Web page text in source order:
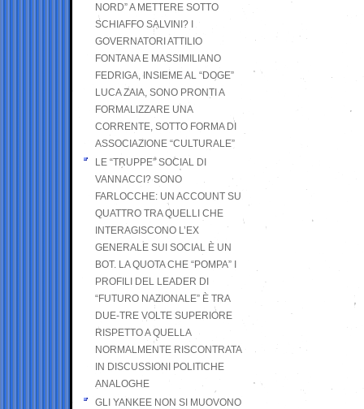
NORD” A METTERE SOTTO
SCHIAFFO SALVINI? I
GOVERNATORI ATTILIO
FONTANA E MASSIMILIANO
FEDRIGA, INSIEME AL “DOGE”
LUCA ZAIA, SONO PRONTI A
FORMALIZZARE UNA
CORRENTE, SOTTO FORMA DI
ASSOCIAZIONE “CULTURALE”
LE “TRUPPE” SOCIAL DI
VANNACCI? SONO
FARLOCCHE: UN ACCOUNT SU
QUATTRO TRA QUELLI CHE
INTERAGISCONO L’EX
GENERALE SUI SOCIAL È UN
BOT. LA QUOTA CHE “POMPA” I
PROFILI DEL LEADER DI
“FUTURO NAZIONALE” È TRA
DUE-TRE VOLTE SUPERIORE
RISPETTO A QUELLA
NORMALMENTE RISCONTRATA
IN DISCUSSIONI POLITICHE
ANALOGHE
GLI YANKEE NON SI MUOVONO